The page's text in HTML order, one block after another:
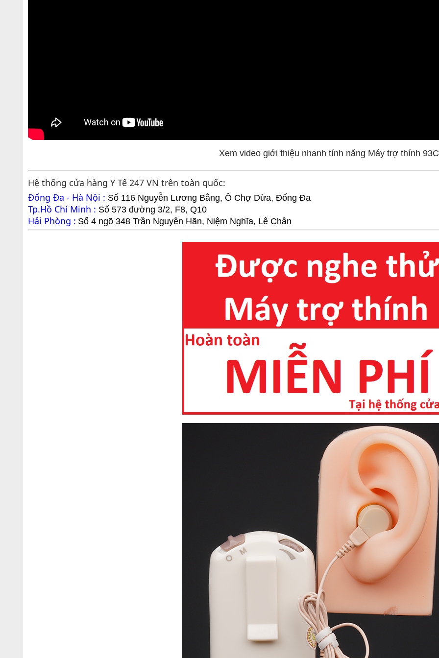
Xem video giới thiệu nhanh tính năng Máy trợ thính 93C
Hệ thống cửa hàng Y Tế 247 VN trên toàn quốc:
Đống Đa - Hà Nội : Số 116 Nguyễn Lương Bằng, Ô Chợ Dừa, Đống Đa
Tp.Hồ Chí Minh : Số 573 đường 3/2, F8, Q10
Hải Phòng : Số 4 ngõ 348 Trần Nguyên Hãn, Niệm Nghĩa, Lê Chân